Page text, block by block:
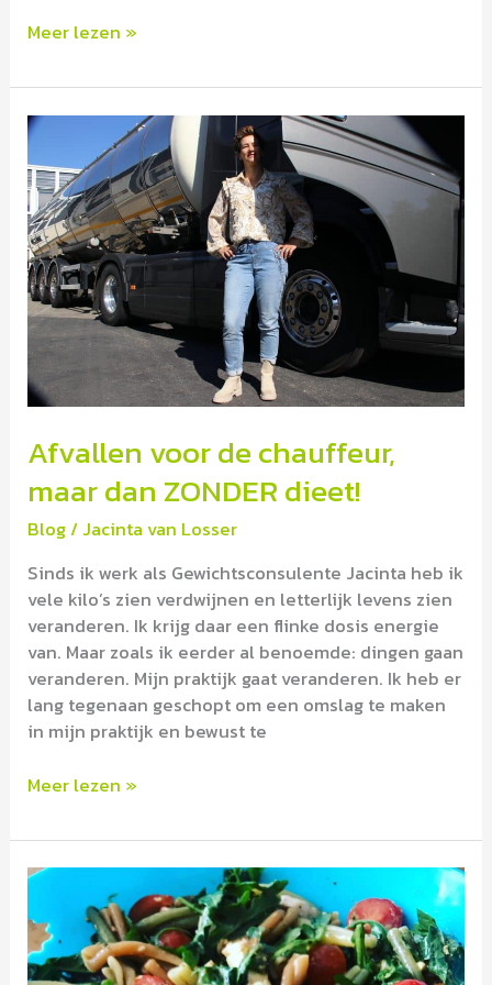
Meer lezen »
Afvallen voor de chauffeur,
maar dan ZONDER dieet!
Blog/ Jacinta van Losser
Sinds ik werk als Gewichtsconsulente Jacinta heb ik
vele kilo’s zien verdwijnen en letterlijk levens zien
veranderen. Ik krijg daar een flinke dosis energie
van. Maar zoals ik eerder al benoemde: dingen gaan
veranderen. Mijn praktijk gaat veranderen. Ik heb er
lang tegenaan geschopt om een omslag te maken
in mijn praktijk en bewust te
Afvallen
de
chauffeur,
maar
dan
ZONDER
dieet!
Meer lezen »
5
voor
een